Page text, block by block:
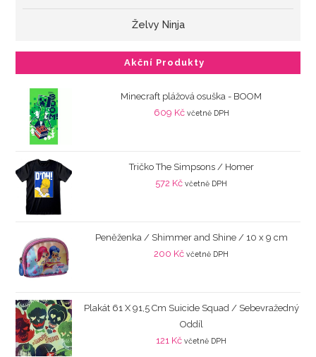
Želvy Ninja
Akční Produkty
Minecraft plážová osuška - BOOM
609 Kč včetně DPH
Tričko The Simpsons / Homer
572 Kč včetně DPH
Peněženka / Shimmer and Shine / 10 x 9 cm
200 Kč včetně DPH
Plakát 61 X 91,5 Cm Suicide Squad / Sebevražedný
Oddíl
121 Kč včetně DPH